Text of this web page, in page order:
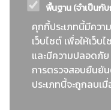
พื้นฐาน (จำเป็นกับ
คุกกี้ประเภทนี้มีควา
เว็บไซต์ เพื่อให้เว็บ
และมีความปลอดภัย
การตรวจสอบยืนยั
ประเภทนี้จะถูกลบเ
: วิธีเฉพาะเจาะจง
ข่าวสาร/ประกาศ
: เอกสารส่งเสริมความโปร่งใ
ข่าวสารจัดซื้อจัดจ้าง
: แผนการจัดซื้อจัดจ้าง